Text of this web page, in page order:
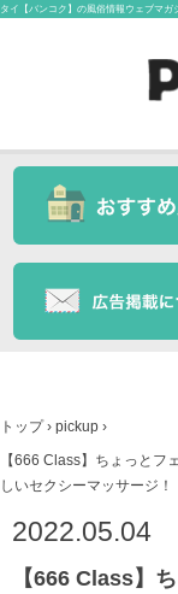
タイ【バンコク】の風俗情報ウェブマガ
トップ › pickup ›
【666 Class】ちょっとフ
しいセクシーマッサージ！
2022.05.04
【666 Class】